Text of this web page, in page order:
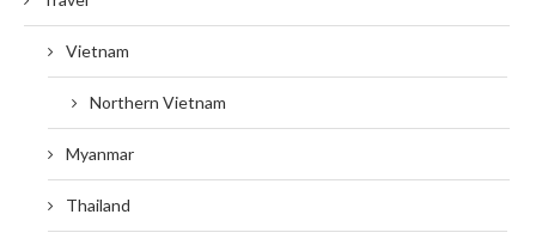
Vietnam
Northern Vietnam
Myanmar
Thailand